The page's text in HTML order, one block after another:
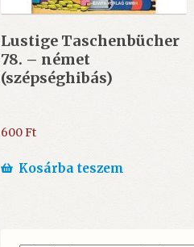
Lustige Taschenbücher
78. – német
(szépséghibás)
600Ft
Kosárba teszem